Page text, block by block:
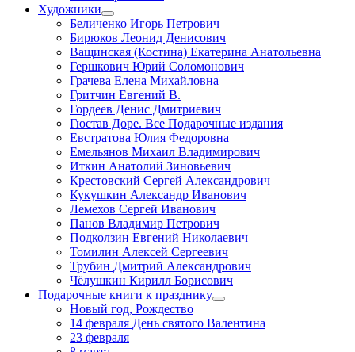
Художники
Беличенко Игорь Петрович
Бирюков Леонид Денисович
Ващинская (Костина) Екатерина Анатольевна
Гершкович Юрий Соломонович
Грачева Елена Михайловна
Гритчин Евгений В.
Гордеев Денис Дмитриевич
Гюстав Доре. Все Подарочные издания
Евстратова Юлия Федоровна
Емельянов Михаил Владимирович
Иткин Анатолий Зиновьевич
Крестовский Сергей Александрович
Кукушкин Александр Иванович
Лемехов Сергей Иванович
Панов Владимир Петрович
Подколзин Евгений Николаевич
Томилин Алексей Сергеевич
Трубин Дмитрий Александрович
Чёлушкин Кирилл Борисович
Подарочные книги к празднику
Новый год, Рождество
14 февраля День святого Валентина
23 февраля